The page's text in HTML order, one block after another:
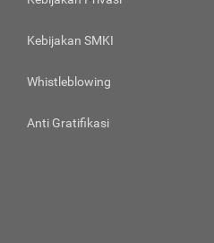
Kebijakan SMKI
Whistleblowing
Anti Gratifikasi